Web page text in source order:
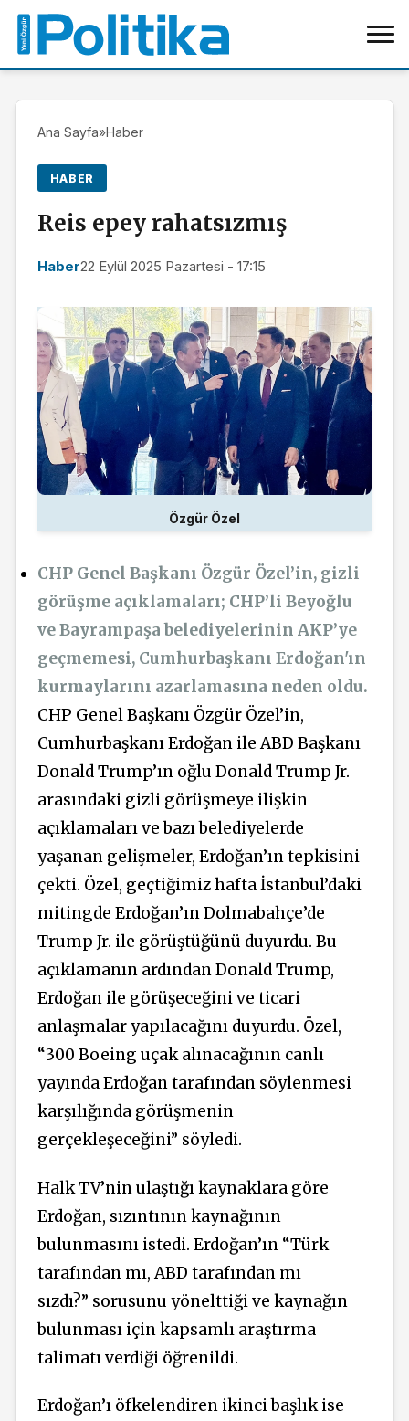
Ana Sayfa»Haber
HABER
Reis epey rahatsızmış
Haber22 Eylül 2025 Pazartesi - 17:15
Özgür Özel
CHP Genel Başkanı Özgür Özel’in, gizli
görüşme açıklamaları; CHP’li Beyoğlu
ve Bayrampaşa belediyelerinin AKP’ye
geçmemesi, Cumhurbaşkanı Erdoğan'ın
kurmaylarını azarlamasına neden oldu.
CHP Genel Başkanı Özgür Özel’in,
Cumhurbaşkanı Erdoğan ile ABD Başkanı
Donald Trump’ın oğlu Donald Trump Jr.
arasındaki gizli görüşmeye ilişkin
açıklamaları ve bazı belediyelerde
yaşanan gelişmeler, Erdoğan’ın tepkisini
çekti. Özel, geçtiğimiz hafta İstanbul’daki
mitingde Erdoğan’ın Dolmabahçe’de
Trump Jr. ile görüştüğünü duyurdu. Bu
açıklamanın ardından Donald Trump,
Erdoğan ile görüşeceğini ve ticari
anlaşmalar yapılacağını duyurdu. Özel,
“300 Boeing uçak alınacağının canlı
yayında Erdoğan tarafından söylenmesi
karşılığında görüşmenin
gerçekleşeceğini” söyledi.
Halk TV’nin ulaştığı kaynaklara göre
Erdoğan, sızıntının kaynağının
bulunmasını istedi. Erdoğan’ın “Türk
tarafından mı, ABD tarafından mı
sızdı?” sorusunu yönelttiği ve kaynağın
bulunması için kapsamlı araştırma
talimatı verdiği öğrenildi.
Erdoğan’ı öfkelendiren ikinci başlık ise